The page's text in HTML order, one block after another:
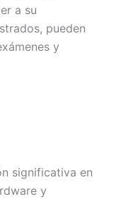
a su
pueden
y
significativa en
y